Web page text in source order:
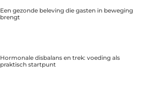
Een gezonde beleving die gasten in beweging
brengt
Hormonale disbalans en trek: voeding als
praktisch startpunt